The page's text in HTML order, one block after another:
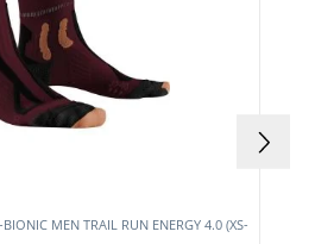
MEN TRAIL RUN ENERGY 4.0 (XS-